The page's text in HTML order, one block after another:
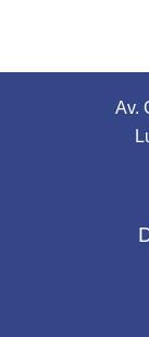
Av.